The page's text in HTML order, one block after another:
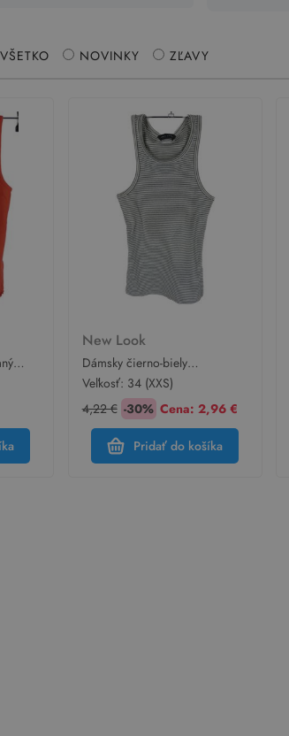
VŠETKO NOVINKY ZĽAVY
New Look
Dámsky čierno-biely
prúžkovaný crop top New Look
Veľkosť: 34 (XXS)
4,22 € -30% Cena: 2,96 €
Pridať do košíka